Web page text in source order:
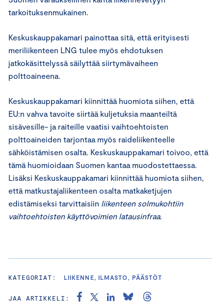
tarkoituksenmukainen.
Keskuskauppakamari painottaa sitä, että erityisesti
meriliikenteen LNG tulee myös ehdotuksen
jatkokäsittelyssä säilyttää siirtymävaiheen
polttoaineena.
Keskuskauppakamari kiinnittää huomiota siihen, että
EU:n vahva tavoite siirtää kuljetuksia maanteiltä
sisävesille- ja raiteille vaatisi vaihtoehtoisten
polttoaineiden tarjontaa myös raideliikenteelle
sähköistämisen osalta. Keskuskauppakamari toivoo, että
tämä huomioidaan Suomen kantaa muodostettaessa.
Lisäksi Keskuskauppakamari kiinnittää huomiota siihen,
että matkustajaliikenteen osalta matkaketjujen
edistämiseksi tarvittaisiin liikenteen solmukohtiin
vaihtoehtoisten käyttövoimien latausinfraa.
KATEGORIAT: LIIKENNE, ILMASTO, PÄÄSTÖT
JAA ARTIKKELI: